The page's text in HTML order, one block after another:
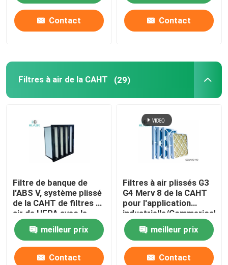
Douche d'air de Cleanroom
filtre à air à hautes températures
filtres à air plissés
filtres d'épurateur d'air
hotte à flux laminaire
boîte de passage
Contact Contact
Filtres à air de la CAHT (29)
Filtre de banque de
l'ABS V, système plissé
de la CAHT de filtres à
air de HEPA avec le
cadre en plastique
meilleur prix
Contact
Filtres à air plissés G3
G4 Merv 8 de la CAHT
pour l'application
industrielle/Commerical
meilleur prix
Contact